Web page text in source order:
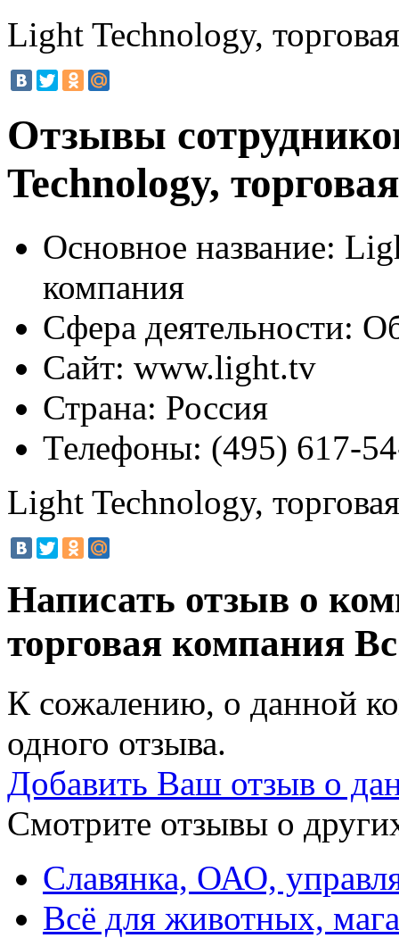
Light Technology,
Отзывы
Technology,
Основное название:
компания
Сфера деятельности:
Сайт: www.light.tv
Страна: Россия
Телефоны: (495) 617-
Light Technology,
Написать отзыв о
торговая компания
К сожалению, о данной
одного отзыва.
Добавить Ваш отзыв о
Смотрите отзывы о
Славянка, ОАО,
Всё для животных,